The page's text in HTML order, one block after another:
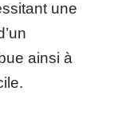
une
ainsi à